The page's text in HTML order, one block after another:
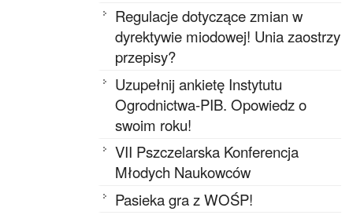
Regulacje dotyczące zmian w
dyrektywie miodowej! Unia zaostrzy
przepisy?
Uzupełnij ankietę Instytutu
Ogrodnictwa-PIB. Opowiedz o
swoim roku!
VII Pszczelarska Konferencja
Młodych Naukowców
Pasieka gra z WOŚP!